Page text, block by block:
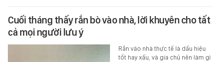
Cuối tháng thấy rắn bò vào nhà, lời khuyên cho tất
cả mọi người lưu ý
Rắn vào nhà thực tế là dấu hiệu
tốt hay xấu, và gia chủ nên làm gì